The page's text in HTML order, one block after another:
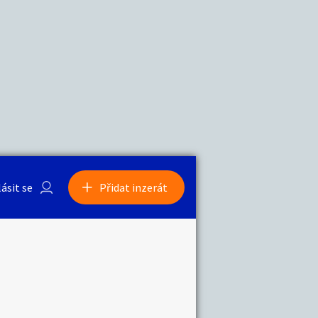
se Přidat inzerát
Sběratelství
0/1000